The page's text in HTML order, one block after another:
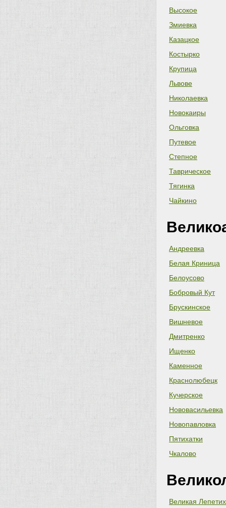
Высокое
Змиевка
Казацкое
Костырко
Крупица
Львове
Николаевка
Новокаиры
Ольговка
Путевое
Степное
Таврическое
Тягинка
Чайкино
Андреевка
Белая Криница
Белоусово
Бобровый Кут
Брускинское
Вишневое
Дмитренко
Ищенко
Каменное
Краснолюбецк
Кучерское
Нововасильевка
Новопавловка
Пятихатки
Чкалово
Великая